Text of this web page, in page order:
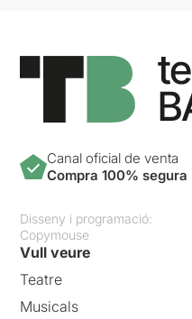
Canal oficial de venta
Compra 100% segura
Disseny i programació:
Copymouse
Vull veure
Teatre
Musicals